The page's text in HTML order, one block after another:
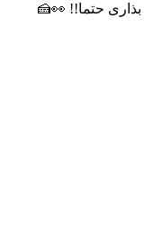
حتما!! 👀🍰